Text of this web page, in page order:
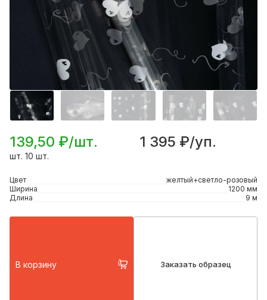
139,50 ₽/шт. 1 395 ₽/уп.
шт. 10 шт.
Цвет
желтый+светло-розовый
Ширина
1200 мм
Длина
9 м
В корзину Заказать образец